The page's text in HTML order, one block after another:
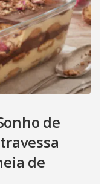
de
de